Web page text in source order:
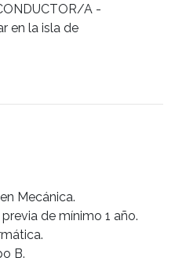
A -
en la isla de
Mecánica.
de mínimo 1 año.
B.